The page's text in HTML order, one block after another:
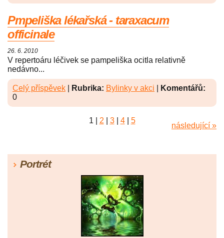
Pmpeliška lékařská - taraxacum
officinale
26. 6. 2010
V repertoáru léčivek se pampeliška ocitla relativně
nedávno...
Celý příspěvek Rubrika: Bylinky v akci
Komentářů:
0
1 2 3 4 5
následující »
Portrét